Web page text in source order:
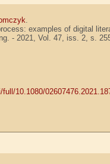
.
examples of digital
- 2021, Vol. 47, iss. 2, s.
10.1080/